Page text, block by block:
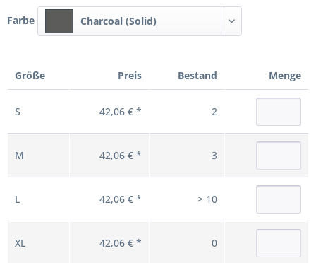
Farbe Charcoal (Solid)
Größe Preis Bestand Menge
S 42,06 € * 2
M 42,06 € * 3
L 42,06 € * > 10
XL 42,06 € * 0